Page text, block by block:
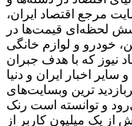
مرجع اقتصاد ایران،
لحظه‌ای قیمت‌ها در
خودرو و لوازم خانگی
نیوز که با هدف جبران
اخبار ایران و دنیا
ترین وبسایت‌های
و توانسته است رنک
از یک میلیون کاربر از